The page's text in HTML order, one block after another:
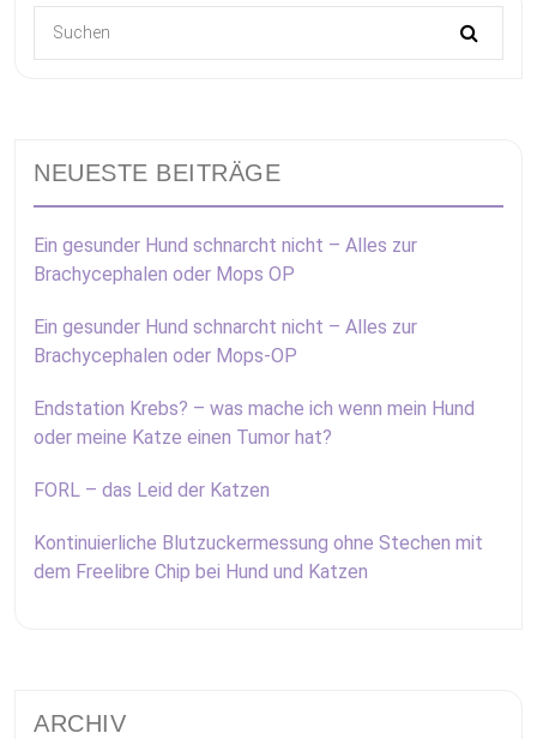
NEUESTE BEITRÄGE
Ein gesunder Hund schnarcht nicht – Alles zur
Brachycephalen oder Mops OP
Ein gesunder Hund schnarcht nicht – Alles zur
Brachycephalen oder Mops-OP
Endstation Krebs? – was mache ich wenn mein Hund
oder meine Katze einen Tumor hat?
FORL – das Leid der Katzen
Kontinuierliche Blutzuckermessung ohne Stechen mit
dem Freelibre Chip bei Hund und Katzen
ARCHIV